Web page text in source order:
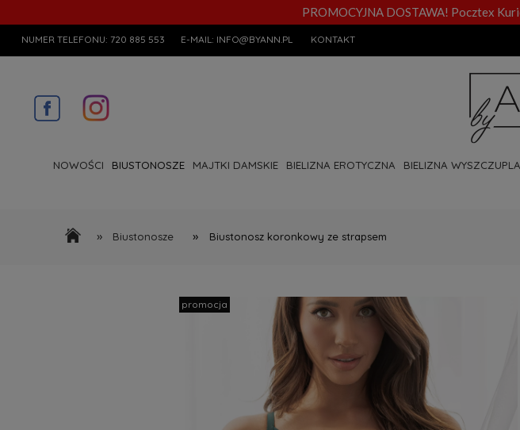
PROMOCYJNA DOSTAWA! Pocztex
NUMER TELEFONU: 720 885 553 E-MAIL: INFO@BYANN.PL KONTAKT
NOWOŚCI BIUSTONOSZE MAJTKI DAMSKIE BIELIZNA EROTYCZNA BIELIZNA
» Biustonosze » Biustonosz koronkowy ze strapsem
promocja